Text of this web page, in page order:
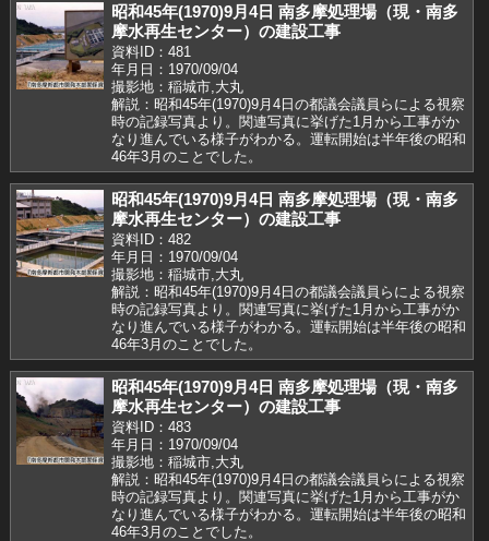
昭和45年(1970)9月4日 南多摩処理場（現・南多
摩水再生センター）の建設工事
資料ID：481
年月日：1970/09/04
撮影地：稲城市,大丸
解説：昭和45年(1970)9月4日の都議会議員らによる視察
時の記録写真より。関連写真に挙げた1月から工事がか
なり進んでいる様子がわかる。運転開始は半年後の昭和
46年3月のことでした。
昭和45年(1970)9月4日 南多摩処理場（現・南多
摩水再生センター）の建設工事
資料ID：482
年月日：1970/09/04
撮影地：稲城市,大丸
解説：昭和45年(1970)9月4日の都議会議員らによる視察
時の記録写真より。関連写真に挙げた1月から工事がか
なり進んでいる様子がわかる。運転開始は半年後の昭和
46年3月のことでした。
昭和45年(1970)9月4日 南多摩処理場（現・南多
摩水再生センター）の建設工事
資料ID：483
年月日：1970/09/04
撮影地：稲城市,大丸
解説：昭和45年(1970)9月4日の都議会議員らによる視察
時の記録写真より。関連写真に挙げた1月から工事がか
なり進んでいる様子がわかる。運転開始は半年後の昭和
46年3月のことでした。